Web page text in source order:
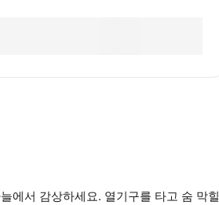
에서 감상하세요. 열기구를 타고 숨 막힐